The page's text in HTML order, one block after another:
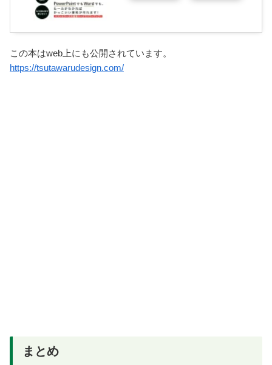
この本はweb上にも公開されています。
https://tsutawarudesign.com/
まとめ